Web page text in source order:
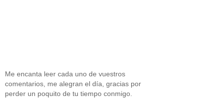
Me encanta leer cada uno de vuestros
comentarios, me alegran el día, gracias por
perder un poquito de tu tiempo conmigo.